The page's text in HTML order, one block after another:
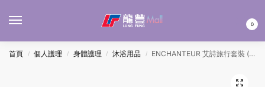
0
首頁 / 個人護理 / 身體護理 / 沐浴用品 / ENCHANTEUR 艾詩旅行套裝 (洗護沐) 80MLx3’S